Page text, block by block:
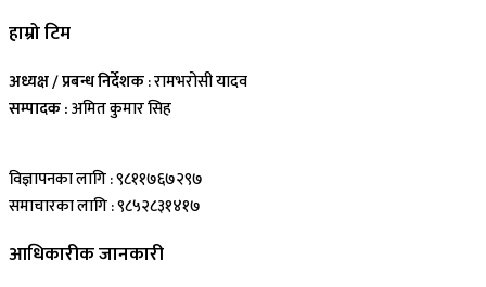
हाम्रो टिम
अध्यक्ष / प्रबन्ध निर्देशक: रामभरोसी यादव
सम्पादक :अमित कुमार सिह
विज्ञापनका लागि : ९८११७६७२९७
समाचारका लागि : ९८५२८३१४१७
आधिकारीक जानकारी